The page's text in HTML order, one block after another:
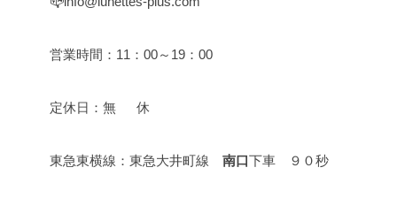
営業時間：11：00～19：00
定休日：無 休
東急東横線：東急大井町線 南口下車 ９０秒